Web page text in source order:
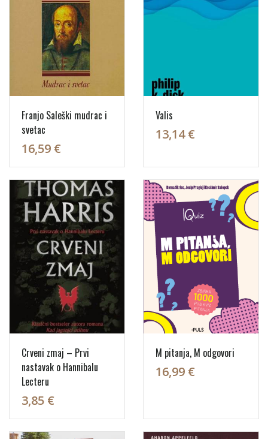
Franjo Saleški mudrac i
svetac
16,59 €
Valis
13,14 €
Crveni zmaj – Prvi
nastavak o Hannibalu
Lecteru
3,85 €
M pitanja, M odgovori
16,99 €